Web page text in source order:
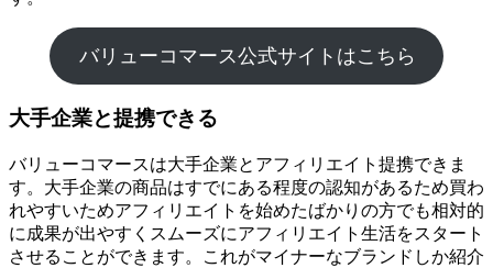
バリューコマース公式サイトはこちら
大手企業と提携できる
バリューコマースは大手企業とアフィリエイト提携できま
す。大手企業の商品はすでにある程度の認知があるため買わ
れやすいためアフィリエイトを始めたばかりの方でも相対的
に成果が出やすくスムーズにアフィリエイト生活をスタート
させることができます。これがマイナーなブランドしか紹介